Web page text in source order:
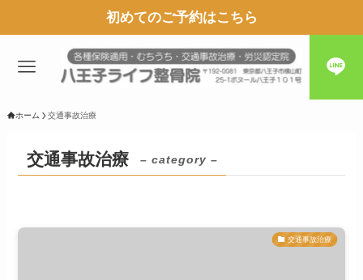
初めてのご予約はこちら
ホーム 交通事故治療
交通事故治療 – category –
交通事故治療